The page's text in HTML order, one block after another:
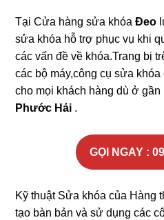
Tại Cửa hàng sửa khóaĐeo
sửa khóa hỗ trợ phục vụ khi
các vấn đề về khóa.Trang bị
các bộ máy,công cụ sửa
cho mọi khách hàng dù ở
Phước Hải .
GỌI NGAY :
Kỹ thuật Sửa khóa của Hàng
tạo bàn bản và sử dụng các